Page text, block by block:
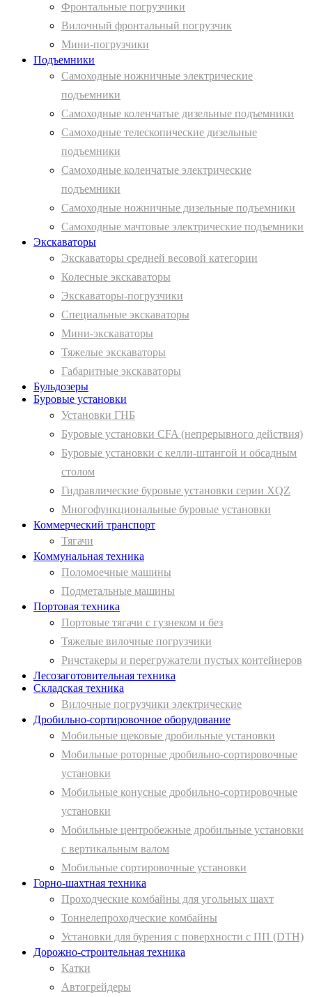
Фронтальные погрузчики
Вилочный фронтальный погрузчик
Мини-погрузчики
Подъемники
Самоходные ножничные электрические
подъемники
Самоходные коленчатые дизельные подъемники
Самоходные телескопические дизельные
подъемники
Самоходные коленчатые электрические
подъемники
Самоходные ножничные дизельные подъемники
Самоходные мачтовые электрические подъемники
Экскаваторы
Экскаваторы средней весовой категории
Колесные экскаваторы
Экскаваторы-погрузчики
Специальные экскаваторы
Мини-экскаваторы
Тяжелые экскаваторы
Габаритные экскаваторы
Бульдозеры
Буровые установки
Установки ГНБ
Буровые установки CFA (непрерывного действия)
Буровые установки с келли-штангой и обсадным
столом
Гидравлические буровые установки серии XQZ
Многофункциональные буровые установки
Коммерческий транспорт
Тягачи
Коммунальная техника
Поломоечные машины
Подметальные машины
Портовая техника
Портовые тягачи с гузнеком и без
Тяжелые вилочные погрузчики
Ричстакеры и перегружатели пустых контейнеров
Лесозаготовительная техника
Складская техника
Вилочные погрузчики электрические
Дробильно-сортировочное оборудование
Мобильные щековые дробильные установки
Мобильные роторные дробильно-сортировочные
установки
Мобильные конусные дробильно-сортировочные
установки
Мобильные центробежные дробильные установки
с вертикальным валом
Мобильные сортировочные установки
Горно-шахтная техника
Проходческие комбайны для угольных шахт
Тоннелепроходческие комбайны
Установки для бурения с поверхности с ПП (DTH)
Дорожно-строительная техника
Катки
Автогрейдеры